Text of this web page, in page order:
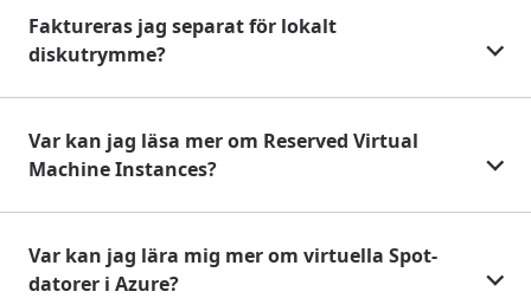
Faktureras jag separat för lokalt
diskutrymme?
Var kan jag läsa mer om Reserved Virtual
Machine Instances?
Var kan jag lära mig mer om virtuella Spot-
datorer i Azure?